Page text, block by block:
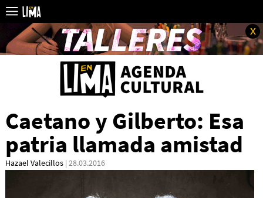
x
Caetano y Gilberto: Esa
patria llamada amistad
Hazael Valecillos| 28.03.2016